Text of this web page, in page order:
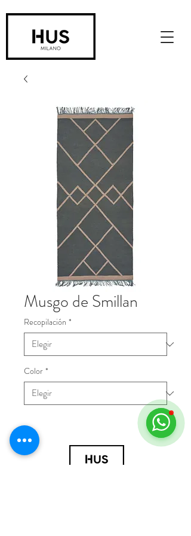
Musgo de Smillan
Recopilación *
Color *